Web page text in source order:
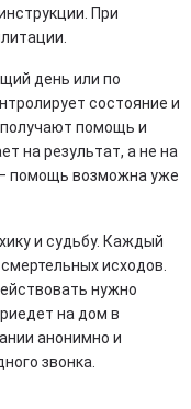
При
день или по
состояние и
помощь и
на результат, а не на
помощь возможна уже
и судьбу. Каждый
исходов.
нужно
на дом в
анонимно и
звонка.